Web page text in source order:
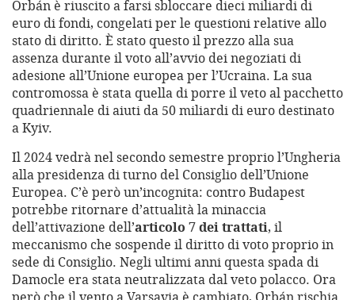
Orbán è riuscito a farsi sbloccare dieci miliardi di
euro di fondi, congelati per le questioni relative allo
stato di diritto. È stato questo il prezzo alla sua
assenza durante il voto all’avvio dei negoziati di
adesione all’Unione europea per l’Ucraina. La sua
contromossa è stata quella di porre il veto al pacchetto
quadriennale di aiuti da 50 miliardi di euro destinato
a Kyiv.
Il 2024 vedrà nel secondo semestre proprio l’Ungheria
alla presidenza di turno del Consiglio dell’Unione
Europea. C’è però un’incognita: contro Budapest
potrebbe ritornare d’attualità la minaccia
dell’attivazione dell’articolo 7 dei trattati, il
meccanismo che sospende il diritto di voto proprio in
sede di Consiglio. Negli ultimi anni questa spada di
Damocle era stata neutralizzata dal veto polacco. Ora